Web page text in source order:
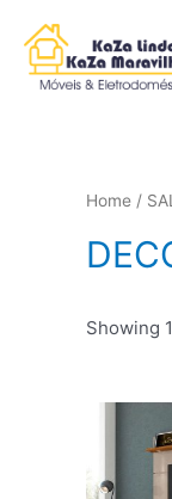
Home /
Showing